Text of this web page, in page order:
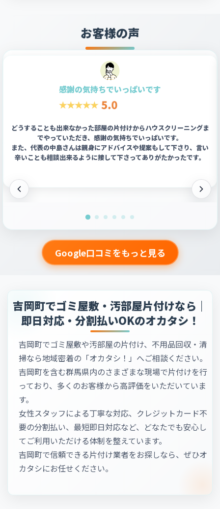
お客様の声
感謝の気持ちでいっぱいです
どうすることも出来なかった部屋の片付けからハウスクリーニングま
でやっていただき、感謝の気持ちでいっぱいです。
また、代表の中島さんは親身にアドバイスや提案もして下さり、言い
辛いことも相談出来るように接して下さってありがたかったです。
Google口コミをもっと見る
吉岡町でゴミ屋敷・汚部屋片付けなら｜
即日対応・分割払いOKのオカタシ！
吉岡町でゴミ屋敷や汚部屋の片付け、不用品回収・清
掃なら地域密着の「オカタシ！」へご相談ください。
吉岡町を含む群馬県内のさまざまな現場で片付けを行
っており、多くのお客様から高評価をいただいていま
す。
女性スタッフによる丁寧な対応、クレジットカード不
要の分割払い、最短即日対応など、どなたでも安心し
てご利用いただける体制を整えています。
吉岡町で信頼できる片付け業者をお探しなら、ぜひオ
カタシにお任せください。